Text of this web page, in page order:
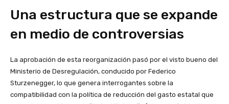
Una estructura que se expande
en medio de controversias
La aprobación de esta reorganización pasó por el visto bueno del
Ministerio de Desregulación, conducido por Federico
Sturzenegger, lo que genera interrogantes sobre la
compatibilidad con la política de reducción del gasto estatal que